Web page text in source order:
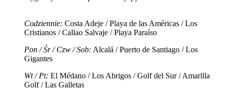
Codziennie: Costa Adeje / Playa de las Américas / Los
Cristianos / Callao Salvaje / Playa Paraíso
Pon / Śr / Czw / Sob: Alcalá / Puerto de Santiago / Los
Gigantes
Wt / Pt: El Médano / Los Abrigos / Golf del Sur / Amarilla
Golf / Las Galletas